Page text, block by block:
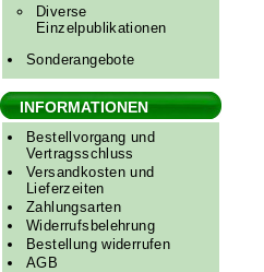
Diverse
Einzelpublikationen
Sonderangebote
INFORMATIONEN
Bestellvorgang und
Vertragsschluss
Versandkosten und
Lieferzeiten
Zahlungsarten
Widerrufsbelehrung
Bestellung widerrufen
AGB